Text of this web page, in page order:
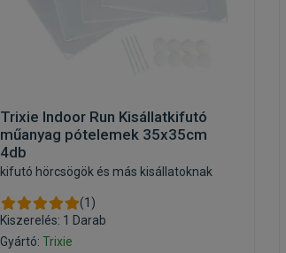
Trixie Indoor Run Kisállatkifutó
műanyag pótelemek 35x35cm
4db
kifutó hörcsögök és más kisállatoknak
(1)
Kiszerelés: 1 Darab
Gyártó: Trixie